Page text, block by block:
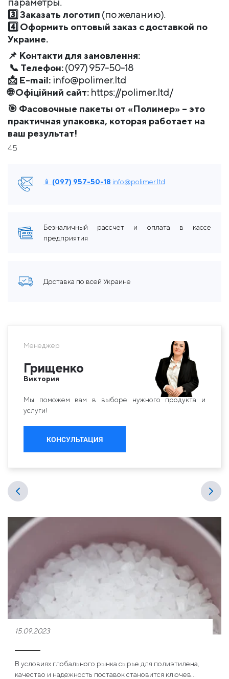
3️⃣ Заказать логотип (по желанию).
4️⃣ Оформить оптовый заказ с доставкой по
Украине.
📌 Контакти для замовлення:
📞 Телефон:(097) 957-50-18
📩 E-mail: info@polimer.ltd
🌐Офіційний сайт: https://polimer.ltd/
🎯 Фасовочные пакеты от «Полимер» – это
практичная упаковка, которая работает на
ваш результат!
45
📱 (097) 957-50-18 info@polimer.ltd
Безналичный рассчет и оплата в кассе
предприятия
Доставка по всей Украине
Менеджер
Грищенко
Виктория
Мы поможем вам в выборе нужного продукта и
услуги!
КОНСУЛЬТАЦИЯ
15.09.2023
В условиях глобального рынка сырье для полиэтилена,
качество и надежность поставок становится ключев...